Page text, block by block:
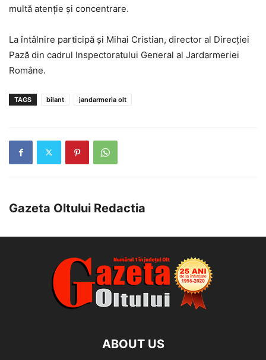
multă atenție și concentrare.
La întâlnire participă și Mihai Cristian, director al Direcției
Pază din cadrul Inspectoratului General al Jardarmeriei
Române.
TAGS bilant jandarmeria olt
Gazeta Oltului Redactia
ABOUT US